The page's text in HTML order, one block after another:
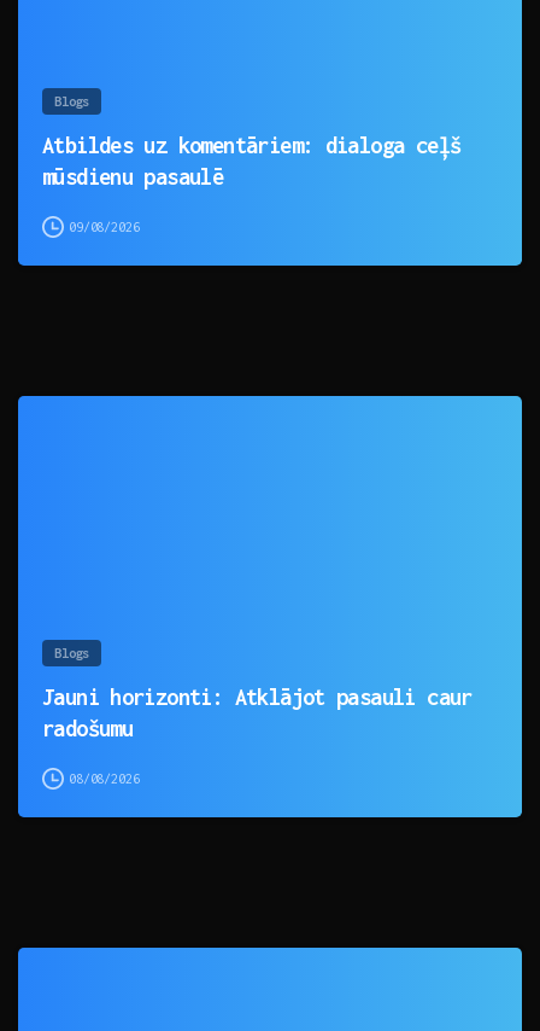
Blogs
Atbildes uz komentāriem: dialoga ceļš
mūsdienu pasaulē
09/08/2026
Blogs
Jauni horizonti: Atklājot pasauli caur
radošumu
08/08/2026